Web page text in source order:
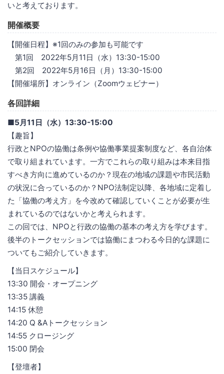
いと考えております。
開催概要
【開催日程】※1回のみの参加も可能です
第1回 2022年5月11日（水）13:30-15:00
第2回 2022年5月16日（月）13:30-15:00
【開催場所】オンライン（Zoomウェビナー）
各回詳細
■5月11日（水）13:30-15:00
【趣旨】
行政とNPOの協働は条例や協働事業提案制度など、各自治体
で取り組まれています。一方でこれらの取り組みは本来目指
すべき方向に進めているのか？現在の地域の課題や市民活動
の状況に合っているのか？NPO法制定以降、各地域に定着し
た「協働の考え方」を今改めて確認していくことが必要が生
まれているのではないかと考えられます。
この回では、NPOと行政の協働の基本の考え方を学びます。
後半のトークセッションでは協働にまつわる今日的な課題に
ついてもご紹介していきます。
【当日スケジュール】
13:30 開会・オープニング
13:35 講義
14:15 休憩
14:20 Q &Aトークセッション
14:55 クロージング
15:00 閉会
【登壇者】